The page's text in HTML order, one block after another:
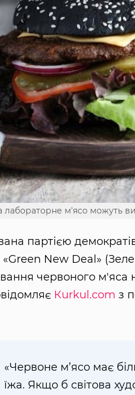
лабораторне м'ясо можуть
партією
«Green New Deal»
червоного м'яса
Кurkul.com з
«Червоне м’ясо має
їжа. Якщо б світова